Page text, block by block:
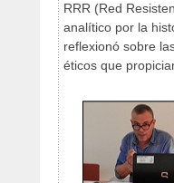
RRR (Red
analítico por la
reflexionó sobre
éticos que